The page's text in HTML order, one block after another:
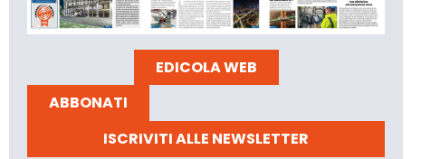
EDICOLA WEB
ABBONATI
ISCRIVITI ALLE NEWSLETTER